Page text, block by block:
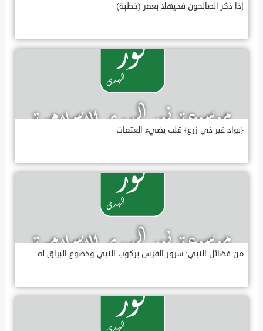
إذا ذكر الصالحون فحيهلا بعمر (خطبة)
{بواد غير ذي زرع} قلب يضيء العتمات
من فضائل النبي: سرور الفرس بركوب النبي وخضوع البراق له